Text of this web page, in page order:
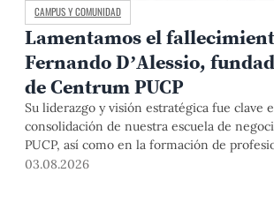
CAMPUS Y COMUNIDAD
Lamentamos el
Fernando D’Alessio,
de Centrum PUCP
Su liderazgo y visión estratégica fue clave
consolidación de nuestra escuela de
PUCP, así como en la formación de
empresariales comprometidos con el país.
03.08.2026